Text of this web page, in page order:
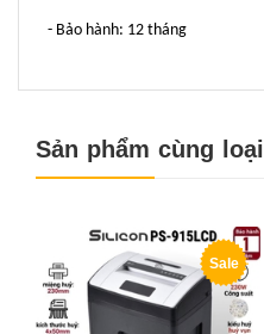
- Bảo hành: 12 tháng
Sản phẩm cùng loại
Sale